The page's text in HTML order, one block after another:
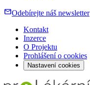
Odebírejte náš newsletter
Kontakt
Inzerce
O Projektu
Prohlášení o cookies
Nastavení cookies